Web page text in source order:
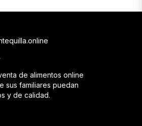
de alimentos online
sus familiares puedan
y de calidad.